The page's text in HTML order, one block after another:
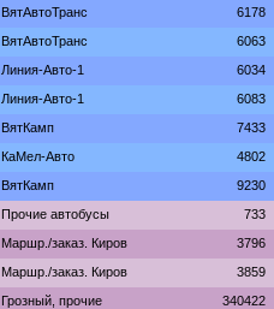
ВятАвтоТранс 6178
ВятАвтоТранс 6063
Линия-Авто-1 6034
Линия-Авто-1 6083
ВятКамп 7433
КаМел-Авто 4802
ВятКамп 9230
Прочие автобусы 733
Маршр./заказ. Киров 3796
Маршр./заказ. Киров 3859
Грозный, прочие 340422